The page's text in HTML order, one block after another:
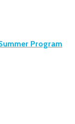
Program